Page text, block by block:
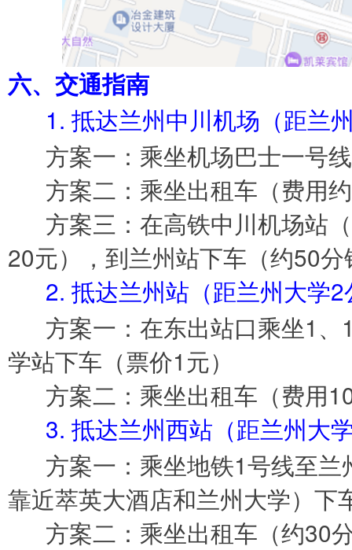
六、交通指南
1. 抵达兰州中川机场（距兰
方案一：乘坐机场巴士一号
方案二：乘坐出租车（费用
方案三：在高铁中川机场站
20元），到兰州站下车（约50
2. 抵达兰州站（距兰州大学2
方案一：在东出站口乘坐1、
学站下车（票价1元）
方案二：乘坐出租车（费用
3. 抵达兰州西站（距兰州大
方案一：乘坐地铁1号线至兰
靠近萃英大酒店和兰州大学）
方案二：乘坐出租车（约30